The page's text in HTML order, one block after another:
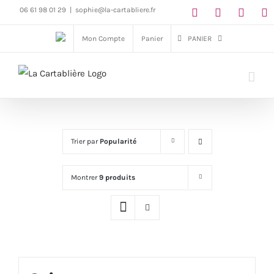
Passer06 61 98 01 29 sophie@la-cartabliere.fr
Mon Compte Panier PANIER
Trier par Popularité
Montrer9 produits